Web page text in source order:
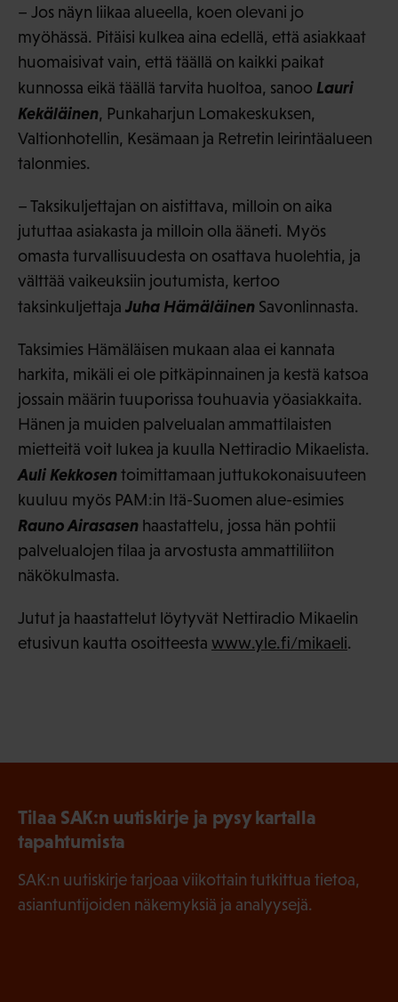
– Jos näyn liikaa alueella, koen olevani jo
myöhässä. Pitäisi kulkea aina edellä, että asiakkaat
huomaisivat vain, että täällä on kaikki paikat
kunnossa eikä täällä tarvita huoltoa, sanoo Lauri
Kekäläinen, Punkaharjun Lomakeskuksen,
Valtionhotellin, Kesämaan ja Retretin leirintäalueen
talonmies.
– Taksikuljettajan on aistittava, milloin on aika
jututtaa asiakasta ja milloin olla ääneti. Myös
omasta turvallisuudesta on osattava huolehtia, ja
välttää vaikeuksiin joutumista, kertoo
taksinkuljettaja Juha Hämäläinen Savonlinnasta.
Taksimies Hämäläisen mukaan alaa ei kannata
harkita, mikäli ei ole pitkäpinnainen ja kestä katsoa
jossain määrin tuuporissa touhuavia yöasiakkaita.
Hänen ja muiden palvelualan ammattilaisten
mietteitä voit lukea ja kuulla Nettiradio Mikaelista.
Auli Kekkosentoimittamaan juttukokonaisuuteen
kuuluu myös PAM:in Itä-Suomen alue-esimies
Rauno Airasasen haastattelu, jossa hän pohtii
palvelualojen tilaa ja arvostusta ammattiliiton
näkökulmasta.
Jutut ja haastattelut löytyvät Nettiradio Mikaelin
etusivun kautta osoitteesta www.yle.fi/mikaeli.
Tilaa SAK:n uutiskirje ja pysy kartalla
tapahtumista
SAK:n uutiskirje tarjoaa viikottain tutkittua tietoa,
asiantuntijoiden näkemyksiä ja analyysejä.